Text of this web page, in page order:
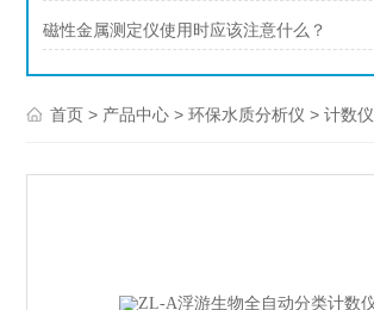
磁性金属测定仪使用时应该注意什么？
首页 > 产品中心 >环保水质分析仪 >计数仪